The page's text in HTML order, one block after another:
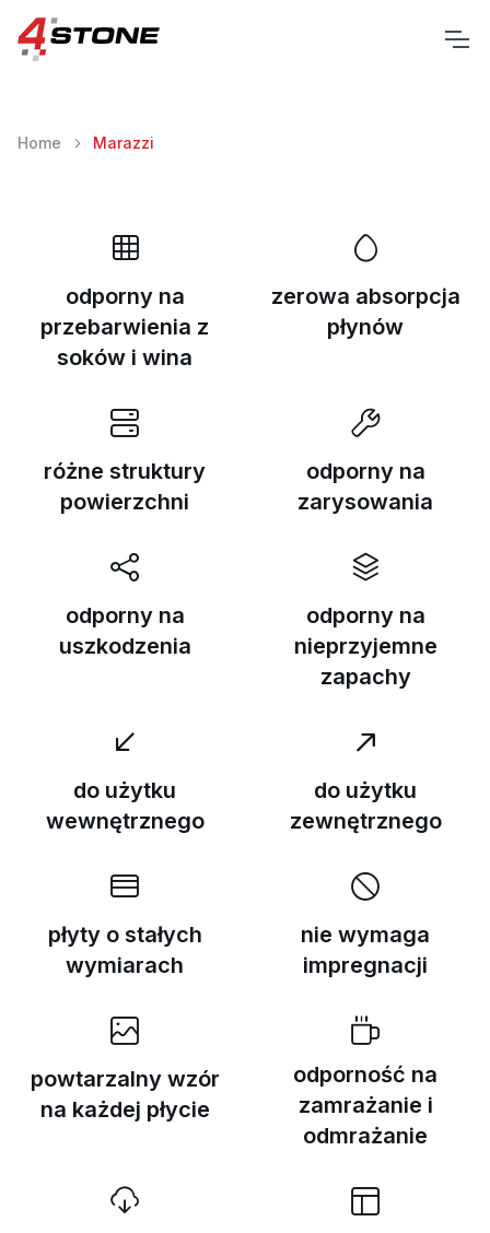
Home Marazzi
odporny na
przebarwienia z
soków i wina
zerowa absorpcja
płynów
różne struktury
powierzchni
odporny na
zarysowania
odporny na
uszkodzenia
odporny na
nieprzyjemne
zapachy
do użytku
wewnętrznego
do użytku
zewnętrznego
płyty o stałych
wymiarach
nie wymaga
impregnacji
powtarzalny wzór
na każdej płycie
odporność na
zamrażanie i
odmrażanie